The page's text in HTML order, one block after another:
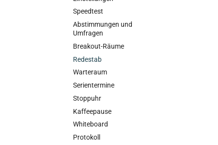
Speedtest
Abstimmungen und
Umfragen
Breakout-Räume
Redestab
Warteraum
Serientermine
Stoppuhr
Kaffeepause
Whiteboard
Protokoll